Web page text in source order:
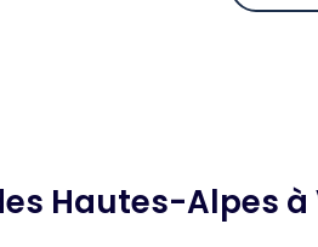
Hautes-Alpes à